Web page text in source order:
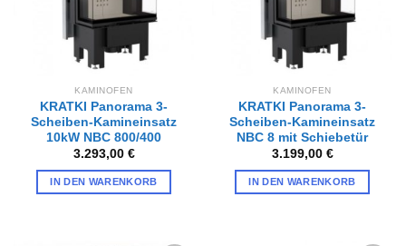
KAMINOFEN
KRATKI Panorama 3-
Scheiben-Kamineinsatz
10kW NBC 800/400
3.293,00 €
IN DEN WARENKORB
KAMINOFEN
KRATKI Panorama 3-
Scheiben-Kamineinsatz
NBC 8 mit Schiebetür
3.199,00 €
IN DEN WARENKORB